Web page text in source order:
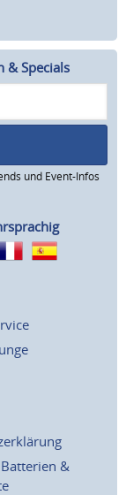
& Specials
und Event-Infos
&